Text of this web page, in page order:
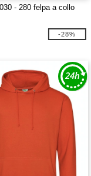
- 280 felpa a collo
-28%